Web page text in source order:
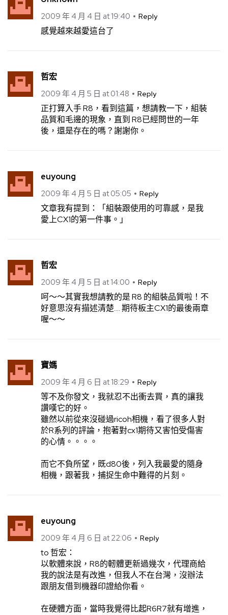
2009 年 4 月 4 日 at 19:40 Reply
感覺越來越愛這台了
哲宏
2009 年 4 月 5 日 at 01:48 Reply
正打算入手 R8，看到這篇，想請教一下，組裝
品質和毛邊的現象，直到 R8已經問世的一年
後，還是存在的嗎？謝謝你。
euyoung
2009 年 4 月 5 日 at 05:05 Reply
文章我有提到：「組裝跟使用的可靠感，是我
愛上CX1的第一件事。」
哲宏
2009 年 4 月 5 日 at 14:00 Reply
呵～～其實我想請教的是 R8 的組裝品質啦！不
好意思沒有描述清楚…. 期待板主CX1的最後兩章
喔～～
寶媽
2009 年 4 月 6 日 at 18:29 Reply
等不及你發文，我就忍不出衝去買，真的讓我
讚嘆它的好。
雖然以前從來沒碰過ricoh相機，看了很多人對
於R系列的評論，抱著對cx1期待又害怕受傷害
的心情。。。。
而它不負所望，既d80後，列入我最愛的隨身
相機，跟著我，捕捉生命中難得的片刻。
euyoung
2009 年 4 月 6 日 at 22:06 Reply
to 哲宏：
以軟體來說，R8的軔體更新過幾次，代理商給
我的說法是有改進，但我人不在台灣，沒辦法
跟朋友借到機器印證給你看。
在硬體方面，當時我覺得比起R6R7就有增進，